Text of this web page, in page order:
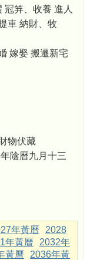
冠笄、收養 進人
車 納財、牧
嫁娶 搬遷新宅
物伏藏
陰曆九月十三
年黃曆
2028
年黃曆
2032年
黃曆
2036年黃